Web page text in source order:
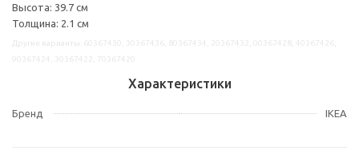
Высота: 39.7 см
Толщина: 2.1 см
Характеристики
Бренд IKEA